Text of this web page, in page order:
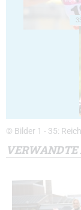
© Bilder 1 - 35: